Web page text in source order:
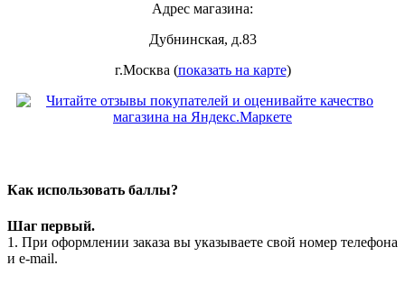
Адрес магазина:
Дубнинская, д.83
г.Москва (показать на карте)
Как использовать баллы?
Шаг первый.
1. При оформлении заказа вы указываете свой номер телефона
и e-mail.